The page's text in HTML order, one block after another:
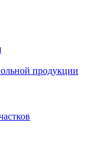
продукции